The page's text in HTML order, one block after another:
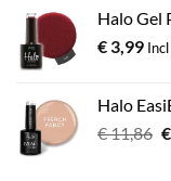
Halo Gel
€ 3,99
Halo
€11,86 €